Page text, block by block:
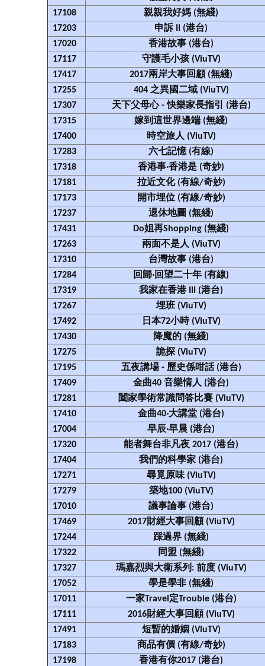
17108
親親我好媽 (無綫)
17203
申訴 II (港台)
17020
香港故事 (港台)
17117
守護毛小孩 (ViuTV)
17417
2017兩岸大事回顧 (無綫)
17255
404 之異國二域 (ViuTV)
17307
天下父母心 - 快樂家長指引 (港台)
17315
嫁到這世界邊端 (無綫)
17400
時空旅人 (ViuTV)
17283
六七記憶 (有線)
17318
香港事‧香港是 (奇妙)
17181
拉近文化 (有線/奇妙)
17173
開市埋位 (有線/奇妙)
17237
退休地圖 (無綫)
17431
Do姐再Shopping (無綫)
17263
兩面不是人 (ViuTV)
17310
台灣故事 (港台)
17284
回歸‧回望二十年 (有線)
17319
我家在香港 III (港台)
17267
埋班 (ViuTV)
17492
日本72小時 (ViuTV)
17430
降魔的 (無綫)
17275
詭探 (ViuTV)
17195
五夜講場 - 歷史係咁話 (港台)
17409
金曲40 音樂情人 (港台)
17281
闔家學術常識問答比賽 (ViuTV)
17410
金曲40‧大講堂 (港台)
17004
早辰‧早晨 (港台)
17320
能者舞台非凡夜 2017 (港台)
17404
我們的科學家 (港台)
17271
尋覓原味 (ViuTV)
17279
築地100 (ViuTV)
17010
議事論事 (港台)
17469
2017財經大事回顧 (ViuTV)
17244
踩過界 (無綫)
17322
同盟 (無綫)
17327
瑪嘉烈與大衛系列: 前度 (ViuTV)
17052
學是學非 (無綫)
17011
一家Travel定Trouble (港台)
17111
2016財經大事回顧 (ViuTV)
17491
短暫的婚姻 (ViuTV)
17183
商品有價 (有線/奇妙)
17198
香港有你2017 (港台)